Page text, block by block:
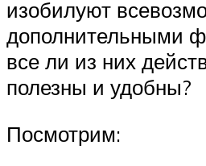
изобилуют
дополнительными
все ли из них
полезны и удобны?
Посмотрим: